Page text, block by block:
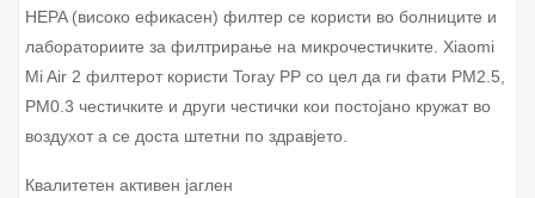
HEPA (високо ефикасен) филтер се користи во болниците и
лабораториите за филтрирање на микрочестичките. Xiaomi
Mi Air 2 филтерот користи Toray PP со цел да ги фати PM2.5,
PM0.3 честичките и други честички кои постојано кружат во
воздухот а се доста штетни по здравјето.
Квалитетен активен јаглен